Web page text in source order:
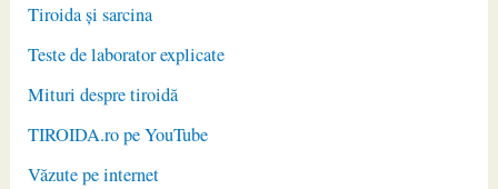
Tiroida și sarcina
Teste de laborator explicate
Mituri despre tiroidă
TIROIDA.ro pe YouTube
Văzute pe internet